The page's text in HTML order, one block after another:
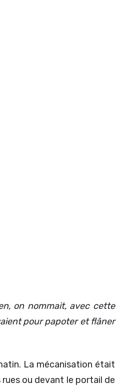
on nommait, avec cette
pour papoter et flâner
La mécanisation était
ou devant le portail de